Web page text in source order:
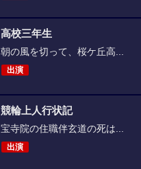
高校三年生
朝の風を切って、桜ケ丘高...
出演
競輪上人行状記
宝寺院の住職伴玄道の死は...
出演